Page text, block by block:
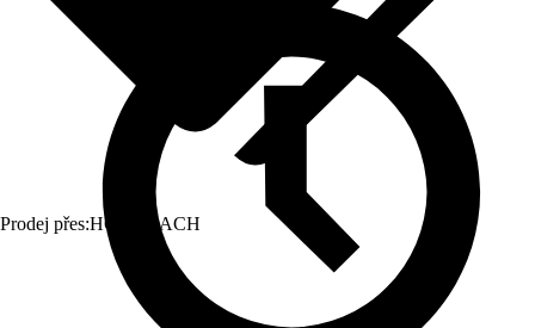
Prodej přes:HORNBACH